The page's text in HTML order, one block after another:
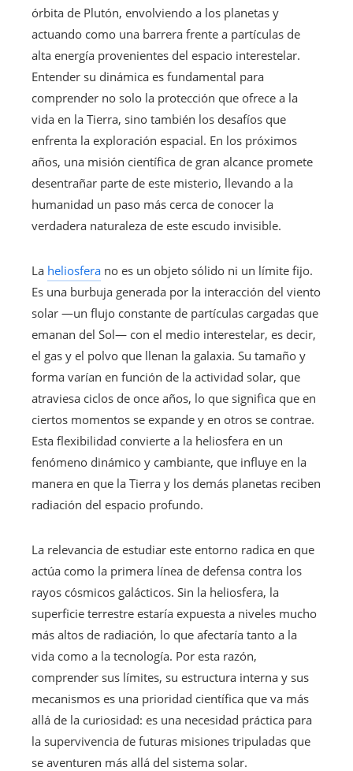
órbita de Plutón, envolviendo a los planetas y
actuando como una barrera frente a partículas de
alta energía provenientes del espacio interestelar.
Entender su dinámica es fundamental para
comprender no solo la protección que ofrece a la
vida en la Tierra, sino también los desafíos que
enfrenta la exploración espacial. En los próximos
años, una misión científica de gran alcance promete
desentrañar parte de este misterio, llevando a la
humanidad un paso más cerca de conocer la
verdadera naturaleza de este escudo invisible.
La heliosfera no es un objeto sólido ni un límite fijo.
Es una burbuja generada por la interacción del viento
solar —un flujo constante de partículas cargadas que
emanan del Sol— con el medio interestelar, es decir,
el gas y el polvo que llenan la galaxia. Su tamaño y
forma varían en función de la actividad solar, que
atraviesa ciclos de once años, lo que significa que en
ciertos momentos se expande y en otros se contrae.
Esta flexibilidad convierte a la heliosfera en un
fenómeno dinámico y cambiante, que influye en la
manera en que la Tierra y los demás planetas reciben
radiación del espacio profundo.
La relevancia de estudiar este entorno radica en que
actúa como la primera línea de defensa contra los
rayos cósmicos galácticos. Sin la heliosfera, la
superficie terrestre estaría expuesta a niveles mucho
más altos de radiación, lo que afectaría tanto a la
vida como a la tecnología. Por esta razón,
comprender sus límites, su estructura interna y sus
mecanismos es una prioridad científica que va más
allá de la curiosidad: es una necesidad práctica para
la supervivencia de futuras misiones tripuladas que
se aventuren más allá del sistema solar.